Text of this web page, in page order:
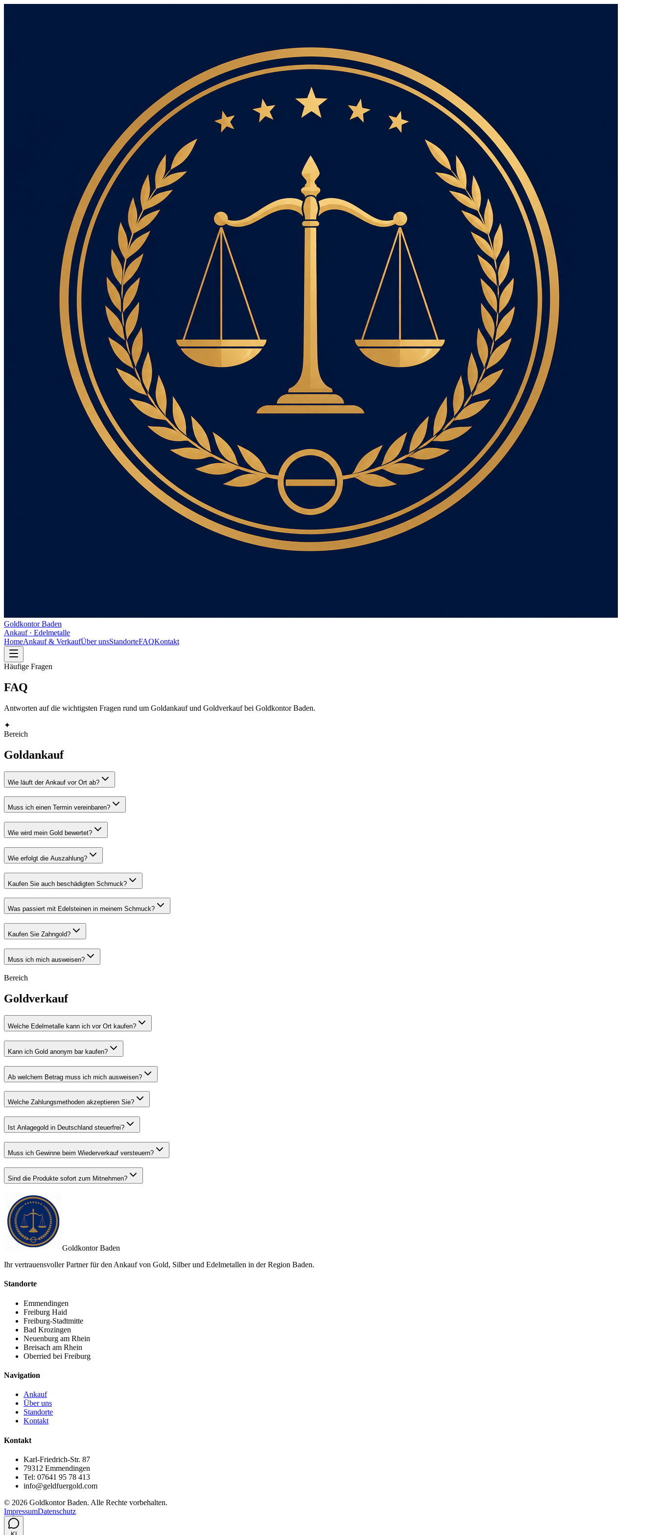
Goldkontor Baden
Ankauf · Edelmetalle
HomeAnkauf & VerkaufÜber unsStandorteFAQKontakt
Häufige Fragen
FAQ
Antworten auf die wichtigsten Fragen rund um Goldankauf und Goldverkauf bei Goldkontor Baden.
✦
Bereich
Goldankauf
Wie läuft der Ankauf vor Ort ab?
Muss ich einen Termin vereinbaren?
Wie wird mein Gold bewertet?
Wie erfolgt die Auszahlung?
Kaufen Sie auch beschädigten Schmuck?
Was passiert mit Edelsteinen in meinem Schmuck?
Kaufen Sie Zahngold?
Muss ich mich ausweisen?
Bereich
Goldverkauf
Welche Edelmetalle kann ich vor Ort kaufen?
Kann ich Gold anonym bar kaufen?
Ab welchem Betrag muss ich mich ausweisen?
Welche Zahlungsmethoden akzeptieren Sie?
Ist Anlagegold in Deutschland steuerfrei?
Muss ich Gewinne beim Wiederverkauf versteuern?
Sind die Produkte sofort zum Mitnehmen?
Goldkontor Baden
Ihr vertrauensvoller Partner für den Ankauf von Gold, Silber und Edelmetallen in der Region Baden.
Standorte
Emmendingen
Freiburg Haid
Freiburg-Stadtmitte
Bad Krozingen
Neuenburg am Rhein
Breisach am Rhein
Oberried bei Freiburg
Navigation
Ankauf
Über uns
Standorte
Kontakt
Kontakt
Karl-Friedrich-Str. 87
79312 Emmendingen
Tel: 07641 95 78 413
info@geldfuergold.com
© 2026 Goldkontor Baden. Alle Rechte vorbehalten.
ImpressumDatenschutz